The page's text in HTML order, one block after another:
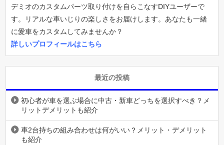
デミオのカスタムパーツ取り付けを自らこなすDIYユーザーで
す。リアルな車いじりの楽しさをお届けします。あなたも一緒
に愛車をカスタムしてみませんか？
詳しいプロフィールはこちら
最近の投稿
初心者が車を選ぶ場合に中古・新車どっちを選択すべき？メ
リットデメリットも紹介
車2台持ちの組み合わせは何がいい？メリット・デメリット
も紹介